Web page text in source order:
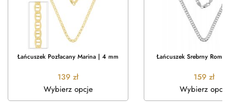
Łańcuszek Pozłacany Marina | 4 mm
139 zł
Wybierz opcje
Łańcuszek Srebrny
159 zł
Wybierz opcje